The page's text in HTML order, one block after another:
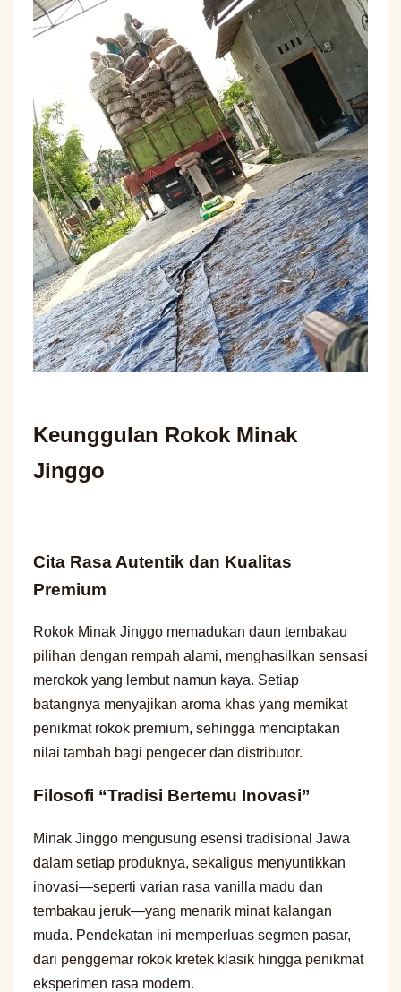
Keunggulan Rokok Minak
Jinggo
Cita Rasa Autentik dan Kualitas
Premium
Rokok Minak Jinggo memadukan daun tembakau
pilihan dengan rempah alami, menghasilkan sensasi
merokok yang lembut namun kaya. Setiap
batangnya menyajikan aroma khas yang memikat
penikmat rokok premium, sehingga menciptakan
nilai tambah bagi pengecer dan distributor.
Filosofi “Tradisi Bertemu Inovasi”
Minak Jinggo mengusung esensi tradisional Jawa
dalam setiap produknya, sekaligus menyuntikkan
inovasi—seperti varian rasa vanilla madu dan
tembakau jeruk—yang menarik minat kalangan
muda. Pendekatan ini memperluas segmen pasar,
dari penggemar rokok kretek klasik hingga penikmat
eksperimen rasa modern.